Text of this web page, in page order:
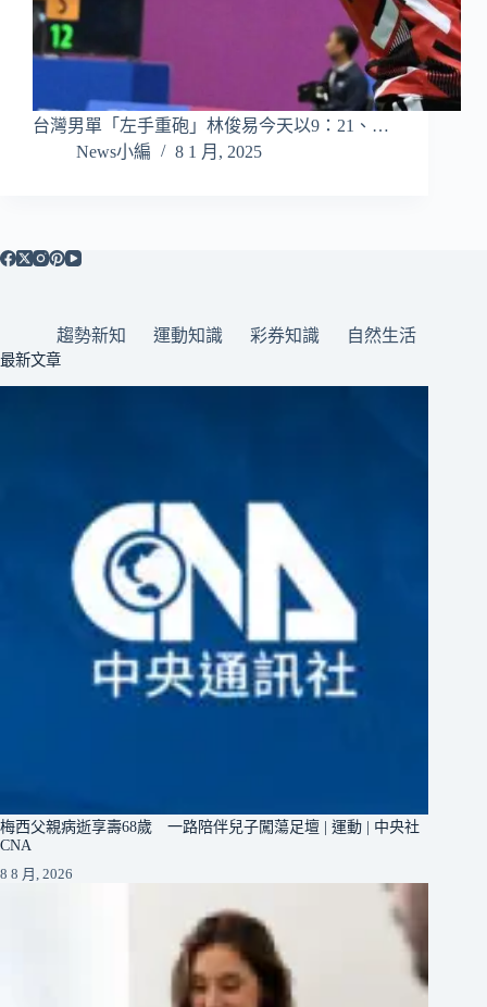
台灣男單「左手重砲」林俊易今天以9：21、…
News小編
8 1 月, 2025
趨勢新知 運動知識 彩券知識 自然生活
最新文章
梅西父親病逝享壽68歲 一路陪伴兒子闖蕩足壇 | 運動 | 中央社
CNA
8 8 月, 2026